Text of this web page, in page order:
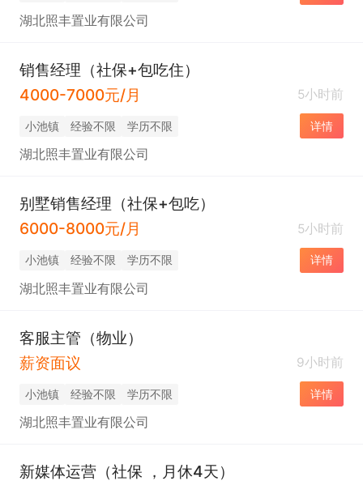
湖北照丰置业有限公司
销售经理（社保+包吃住）
4000-7000元/月
5小时前
小池镇 经验不限 学历不限 详情
湖北照丰置业有限公司
别墅销售经理（社保+包吃）
6000-8000元/月
5小时前
小池镇 经验不限 学历不限 详情
湖北照丰置业有限公司
客服主管（物业）
薪资面议
9小时前
小池镇 经验不限 学历不限 详情
湖北照丰置业有限公司
新媒体运营（社保 ，月休4天）